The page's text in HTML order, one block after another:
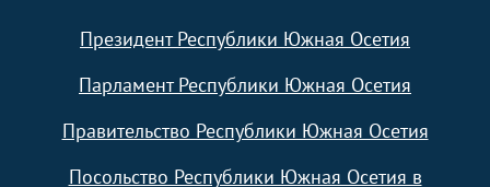
Президент Республики Южная Осетия
Парламент Республики Южная Осетия
Правительство Республики Южная Осетия
Посольство Республики Южная Осетия в